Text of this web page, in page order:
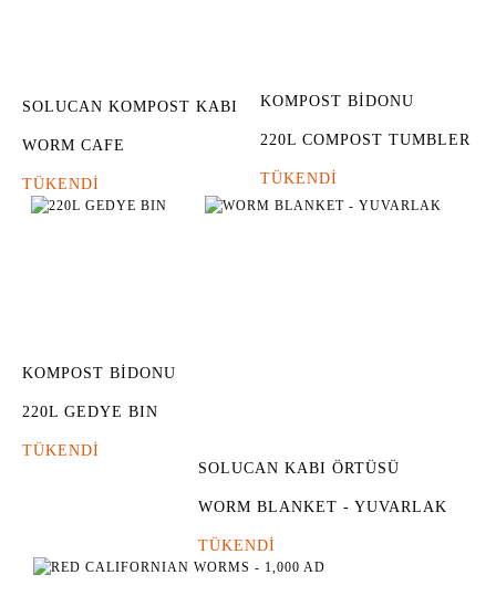
SOLUCAN KOMPOST KABI
WORM CAFE
TÜKENDİ
KOMPOST BİDONU
220L COMPOST TUMBLER
TÜKENDİ
KOMPOST BİDONU
220L GEDYE BIN
TÜKENDİ
SOLUCAN KABI ÖRTÜSÜ
WORM BLANKET - YUVARLAK
TÜKENDİ